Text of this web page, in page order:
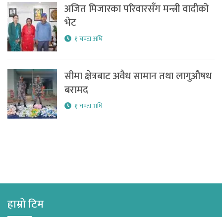
अजित मिजारका परिवारसँग मन्त्री वादीको
भेट
१ घण्टा अघि
सीमा क्षेत्रबाट अवैध सामान तथा लागुऔषध
बरामद
१ घण्टा अघि
हाम्रो टिम